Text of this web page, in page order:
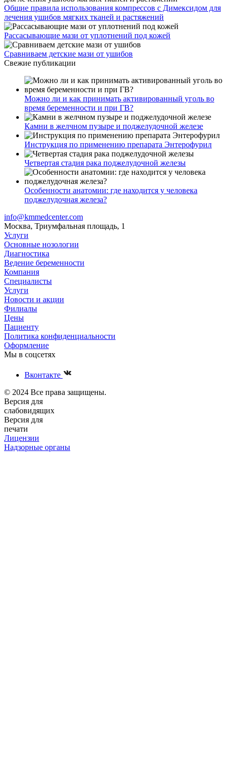
Общие правила использования компрессов с Димексидом для
лечения ушибов мягких тканей и растяжений
Рассасывающие мази от уплотнений под кожей
Сравниваем детские мази от ушибов
Свежие публикации
Можно ли и как принимать активированный уголь во
время беременности и при ГВ?
Камни в желчном пузыре и поджелудочной железе
Инструкция по применению препарата Энтерофурил
Четвертая стадия рака поджелудочной железы
Особенности анатомии: где находится у человека
поджелудочная железа?
info@kmmedcenter.com
Москва, Триумфальная площадь, 1
Услуги
Основные нозологии
Диагностика
Ведение беременности
Компания
Специалисты
Услуги
Новости и акции
Филиалы
Цены
Пациенту
Политика конфиденциальности
Оформление
Мы в соцсетях
Вконтакте
© 2024 Все права защищены.
Версия для
слабовидящих
Версия для
печати
Лицензии
Надзорные органы